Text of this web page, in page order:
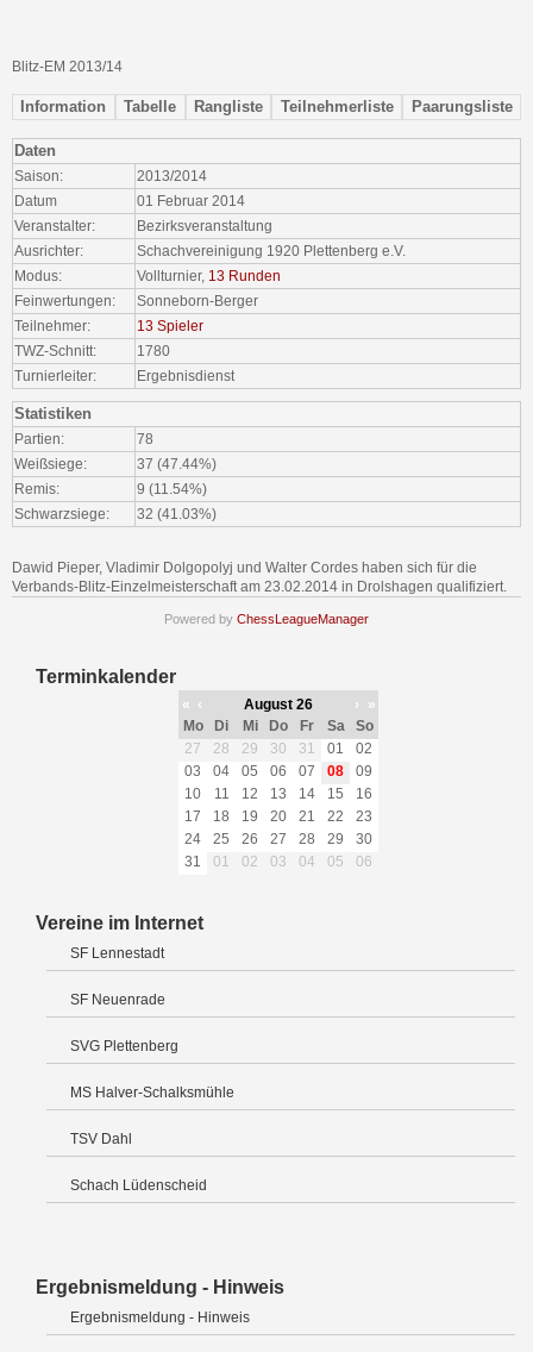
Blitz-EM 2013/14
Information Tabelle Rangliste Teilnehmerliste Paarungsliste
Daten
Saison:
2013/2014
Datum
01 Februar 2014
Veranstalter:
Bezirksveranstaltung
Ausrichter:
Schachvereinigung 1920 Plettenberg e.V.
Modus:
Vollturnier, 13 Runden
Feinwertungen:
Sonneborn-Berger
Teilnehmer:
13 Spieler
TWZ-Schnitt:
1780
Turnierleiter:
Ergebnisdienst
Statistiken
Partien:
78
Weißsiege:
37 (47.44%)
Remis:
9 (11.54%)
Schwarzsiege:
32 (41.03%)
Dawid Pieper, Vladimir Dolgopolyj und Walter Cordes haben sich für die
Verbands-Blitz-Einzelmeisterschaft am 23.02.2014 in Drolshagen qualifiziert.
Powered by ChessLeagueManager
Terminkalender
« ‹ August 26 ›
»
Mo
Di Mi Do Fr Sa
So
27
28 29 30 31 01
02
03
04 05 06 07 08
09
10
11 12 13 14 15
16
17
18 19 20 21 22
23
24
25 26 27 28 29
30
31
01 02 03 04 05 06
Vereine im Internet
SF Lennestadt
SF Neuenrade
SVG Plettenberg
MS Halver-Schalksmühle
TSV Dahl
Schach Lüdenscheid
Ergebnismeldung - Hinweis
Ergebnismeldung - Hinweis